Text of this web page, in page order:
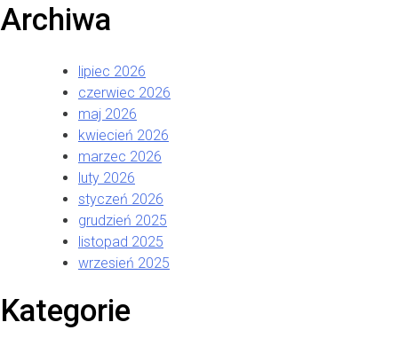
Archiwa
lipiec 2026
czerwiec 2026
maj 2026
kwiecień 2026
marzec 2026
luty 2026
styczeń 2026
grudzień 2025
listopad 2025
wrzesień 2025
Kategorie